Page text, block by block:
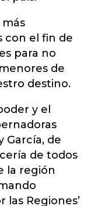
con el fin de
para no
de
destino.
y el
García, de
de todos
la región
las Regiones’